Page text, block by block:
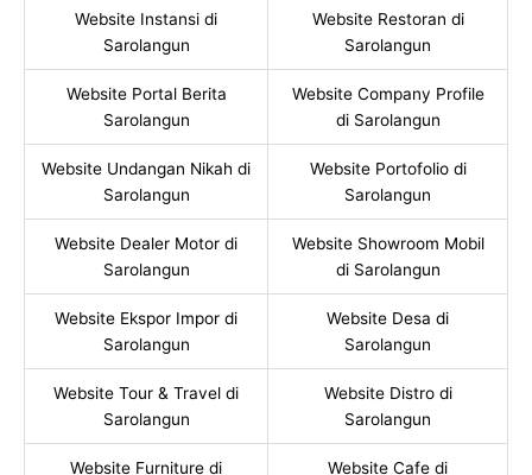
Website Instansi di
Sarolangun
Website Restoran di
Sarolangun
Website Portal Berita
Sarolangun
Website Company Profile
di Sarolangun
Website Undangan Nikah di
Sarolangun
Website Portofolio di
Sarolangun
Website Dealer Motor di
Sarolangun
Website Showroom Mobil
di Sarolangun
Website Ekspor Impor di
Sarolangun
Website Desa di
Sarolangun
Website Tour & Travel di
Sarolangun
Website Distro di
Sarolangun
Website Furniture di Website Cafe di